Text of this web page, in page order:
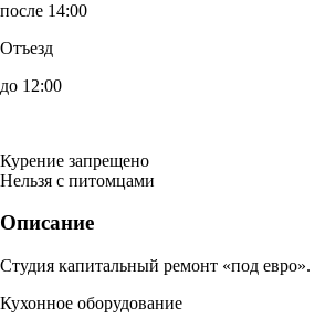
после 14:00
Отъезд
до 12:00
Курение запрещено
Нельзя с питомцами
Описание
Студия капитальный ремонт «под евро».
Кухонное оборудование